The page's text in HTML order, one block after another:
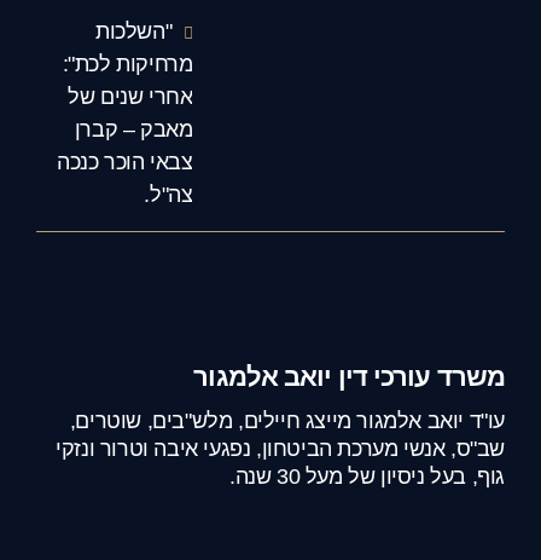
משרד עורכי דין יואב אלמגור
עו"ד יואב אלמגור מייצג חיילים, מלש"בים, שוטרים,
שב"ס, אנשי מערכת הביטחון, נפגעי איבה וטרור ונזקי
גוף, בעל ניסיון של מעל 30 שנה.
"השלכות
מרחיקות לכת":
אחרי שנים של
מאבק – קברן
צבאי הוכר כנכה
צה"ל.